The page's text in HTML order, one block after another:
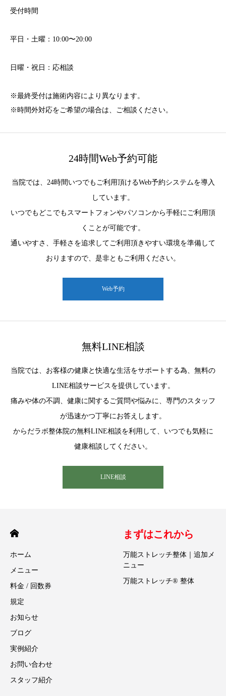
受付時間
平日・土曜：10:00〜20:00
日曜・祝日：応相談
※最終受付は施術内容により異なります。
※時間外対応をご希望の場合は、ご相談ください。
24時間Web予約可能
当院では、24時間いつでもご利用頂けるWeb予約システムを導入
しています。
いつでもどこでもスマートフォンやパソコンから手軽にご利用頂
くことが可能です。
通いやすさ、手軽さを追求してご利用頂きやすい環境を準備して
おりますので、是非ともご利用ください。
Web予約
無料LINE相談
当院では、お客様の健康と快適な生活をサポートする為、無料の
LINE相談サービスを提供しています。
痛みや体の不調、健康に関するご質問や悩みに、専門のスタッフ
が迅速かつ丁寧にお答えします。
からだラボ整体院の無料LINE相談を利用して、いつでも気軽に
健康相談してください。
LINE相談
ホーム
メニュー
料金 / 回数券
規定
お知らせ
ブログ
実例紹介
お問い合わせ
スタッフ紹介
まずはこれから
万能ストレッチ整体｜追加メ
ニュー
万能ストレッチ® 整体